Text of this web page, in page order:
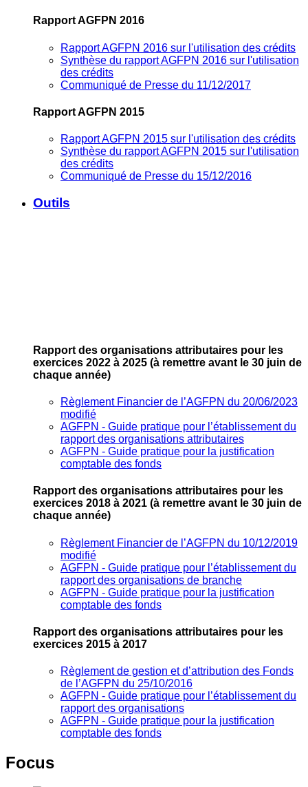
Rapport AGFPN 2016
Rapport AGFPN 2016 sur l'utilisation des crédits
Synthèse du rapport AGFPN 2016 sur l'utilisation
des crédits
Communiqué de Presse du 11/12/2017
Rapport AGFPN 2015
Rapport AGFPN 2015 sur l'utilisation des crédits
Synthèse du rapport AGFPN 2015 sur l'utilisation
des crédits
Communiqué de Presse du 15/12/2016
Outils
Rapport des organisations attributaires pour les
exercices 2022 à 2025 (à remettre avant le 30 juin de
chaque année)
Règlement Financier de l’AGFPN du 20/06/2023
modifié
AGFPN ‐ Guide pratique pour l’établissement du
rapport des organisations attributaires
AGFPN ‐ Guide pratique pour la justification
comptable des fonds
Rapport des organisations attributaires pour les
exercices 2018 à 2021 (à remettre avant le 30 juin de
chaque année)
Règlement Financier de l’AGFPN du 10/12/2019
modifié
AGFPN ‐ Guide pratique pour l’établissement du
rapport des organisations de branche
AGFPN ‐ Guide pratique pour la justification
comptable des fonds
Rapport des organisations attributaires pour les
exercices 2015 à 2017
Règlement de gestion et d’attribution des Fonds
de l’AGFPN du 25/10/2016
AGFPN ‐ Guide pratique pour l’établissement du
rapport des organisations
AGFPN ‐ Guide pratique pour la justification
comptable des fonds
Focus